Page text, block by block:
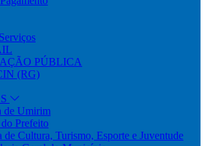
PÚBLICA
(RG)
de Umirim
Prefeito
de Cultura, Turismo, Esporte e Juventude